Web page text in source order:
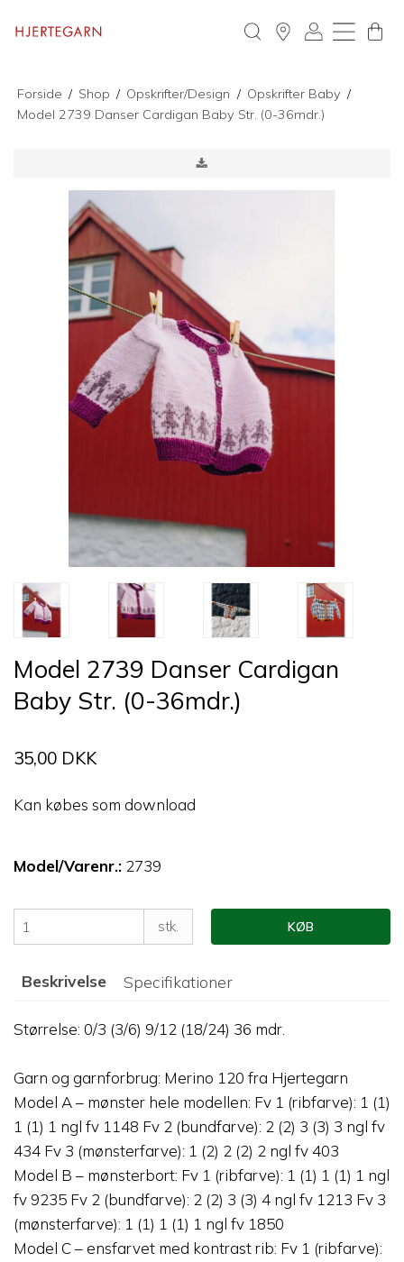
Forside / Shop / Opskrifter/Design / Opskrifter Baby /
Model 2739 Danser Cardigan Baby Str. (0-36mdr.)
Model 2739 Danser Cardigan
Baby Str. (0-36mdr.)
35,00 DKK
Kan købes som download
Model/Varenr.: 2739
stk. KØB
Beskrivelse Specifikationer
Størrelse: 0/3 (3/6) 9/12 (18/24) 36 mdr.
Garn og garnforbrug: Merino 120 fra Hjertegarn
Model A – mønster hele modellen: Fv 1 (ribfarve): 1 (1)
1 (1) 1 ngl fv 1148 Fv 2 (bundfarve): 2 (2) 3 (3) 3 ngl fv
434 Fv 3 (mønsterfarve): 1 (2) 2 (2) 2 ngl fv 403
Model B – mønsterbort: Fv 1 (ribfarve): 1 (1) 1 (1) 1 ngl
fv 9235 Fv 2 (bundfarve): 2 (2) 3 (3) 4 ngl fv 1213 Fv 3
(mønsterfarve): 1 (1) 1 (1) 1 ngl fv 1850
Model C – ensfarvet med kontrast rib: Fv 1 (ribfarve):